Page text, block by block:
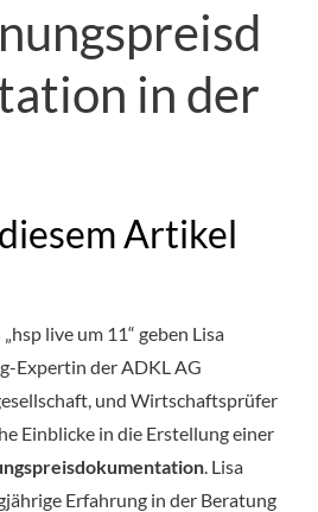
in der
Artikel
live um 11“ geben Lisa
Expertin der ADKL AG
und Wirtschaftsprüfer
Einblicke in die Erstellung einer
. Lisa
Erfahrung in der Beratung